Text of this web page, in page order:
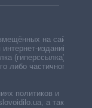
на сайте,
изданий —
(гиперссылка)
либо частичного
политиков и
а также